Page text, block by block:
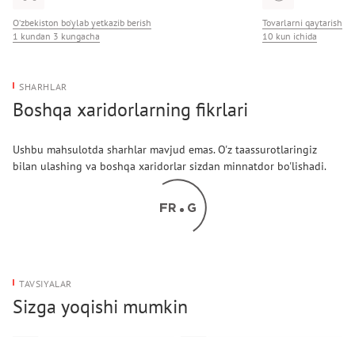
O‘zbekiston bo‘ylab yetkazib berish
1 kundan 3 kungacha
Tovarlarni qaytarish
10 kun ichida
SHARHLAR
Boshqa xaridorlarning fikrlari
Ushbu mahsulotda sharhlar mavjud emas. O'z taassurotlaringiz
bilan ulashing va boshqa xaridorlar sizdan minnatdor bo'lishadi.
TAVSIYALAR
Sizga yoqishi mumkin